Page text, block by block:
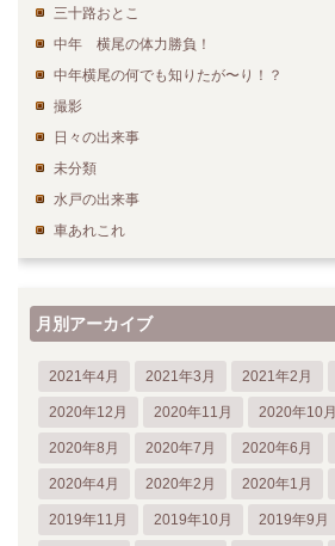
三十路おとこ
中年 横尾の体力勝負！
中年横尾の何でも知りたが〜り！？
撮影
日々の出来事
未分類
水戸の出来事
車あれこれ
月別アーカイブ
2021年4月 2021年3月 2021年2月
2020年12月 2020年11月 2020年10月
2020年8月 2020年7月 2020年6月
2020年4月 2020年2月 2020年1月
2019年11月 2019年10月 2019年9月